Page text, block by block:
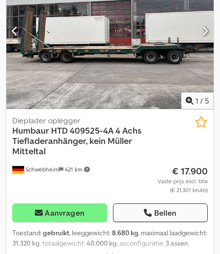
verzinkt, 20 sjorogen, 10 rongenpockets, laadhoogte: 900 mm,
voertuig wordt in opdracht van de bank verkocht. -- Drukfouten,
vergissingen en wijzigingen voorbehouden, voorbeeldfoto’s --
Meer gegevens onder: ! Meer details: ! Credozrqkzjpfx Ah Ejf
1 / 5
Schwebheim 421 km
Dieplader oplegger
Humbaur HTD 409525-4A 4 Achs
Tiefladeranhänger, kein Müller
Mitteltal
€ 17.900
Vaste prijs excl. btw
(€ 21.301 bruto)
Aanvragen Bellen
Toestand:gebruikt, leeggewicht:8.680 kg, maximaal laadgewicht:
31.320 kg, totaalgewicht:40.000 kg, asconfiguratie: 3 assen,